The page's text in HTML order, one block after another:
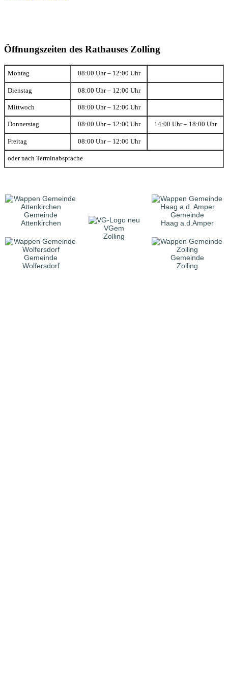
Öffnungszeiten des Rathauses Zolling
Montag 08:00 Uhr – 12:00 Uhr
Dienstag 08:00 Uhr – 12:00 Uhr
Mittwoch 08:00 Uhr – 12:00 Uhr
Donnerstag 08:00 Uhr – 12:00 Uhr 14:00 Uhr – 18:00 Uhr
Freitag 08:00 Uhr – 12:00 Uhr
oder nach Terminabsprache
Gemeinde
Attenkirchen
VGem
Zolling
Gemeinde
Haag a.d.Amper
Gemeinde
Wolfersdorf
Gemeinde
Zolling